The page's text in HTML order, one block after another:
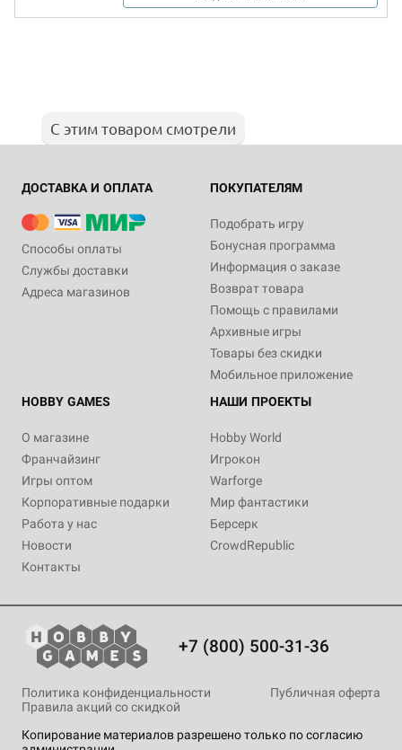
С этим товаром смотрели
ДОСТАВКА И ОПЛАТА
Способы оплаты
Службы доставки
Адреса магазинов
ПОКУПАТЕЛЯМ
Подобрать игру
Бонусная программа
Информация о заказе
Возврат товара
Помощь с правилами
Архивные игры
Товары без скидки
Мобильное приложение
HOBBY GAMES
О магазине
Франчайзинг
Игры оптом
Корпоративные подарки
Работа у нас
Новости
Контакты
НАШИ ПРОЕКТЫ
Hobby World
Игрокон
Warforge
Мир фантастики
Берсерк
CrowdRepublic
+7 (800) 500-31-36
Копирование материалов разрешено только по согласию
Политика конфиденциальности
Публичная оферта
Правила акций со скидкой